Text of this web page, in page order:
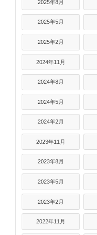
2025年8月
2025年5月
2025年2月
2024年11月
2024年8月
2024年5月
2024年2月
2023年11月
2023年8月
2023年5月
2023年2月
2022年11月